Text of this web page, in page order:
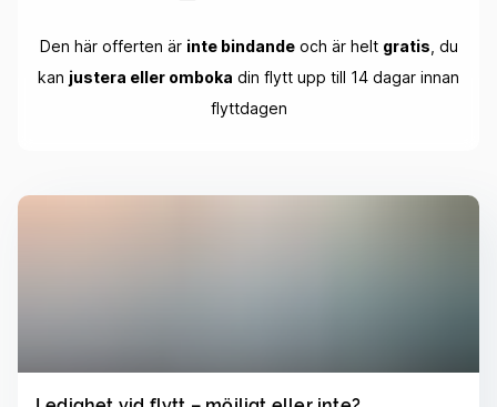
Den här offerten är inte bindandeoch är helt gratis , du
kan justera eller omboka din flytt upp till 14 dagar innan
flyttdagen